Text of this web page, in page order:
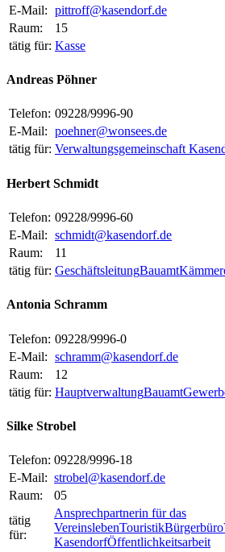
E-Mail: pittroff@kasendorf.de
Raum:
15
tätig für: Kasse
Andreas Pöhner
Telefon: 09228/9996-90
E-Mail: poehner@wonsees.de
tätig für: Verwaltungsgemeinschaft
Herbert Schmidt
Telefon: 09228/9996-60
E-Mail: schmidt@kasendorf.de
Raum:
11
tätig für: GeschäftsleitungBauamt
Antonia Schramm
Telefon: 09228/9996-0
E-Mail: schramm@kasendorf.de
Raum:
12
tätig für: HauptverwaltungBauamt
Silke Strobel
Telefon: 09228/9996-18
E-Mail: strobel@kasendorf.de
Raum:
05
tätig
für:
Ansprechpartnerin für das
VereinslebenTouristikBürgerbüro
KasendorfÖffentlichkeitsarbeit